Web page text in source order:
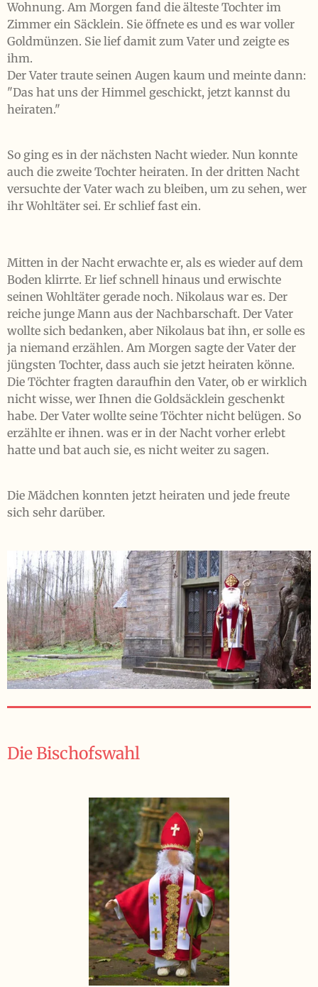
Wohnung. Am Morgen fand die älteste Tochter im
Zimmer ein Säcklein. Sie öffnete es und es war voller
Goldmünzen. Sie lief damit zum Vater und zeigte es
ihm.
Der Vater traute seinen Augen kaum und meinte dann:
"Das hat uns der Himmel geschickt, jetzt kannst du
heiraten."
So ging es in der nächsten Nacht wieder. Nun konnte
auch die zweite Tochter heiraten. In der dritten Nacht
versuchte der Vater wach zu bleiben, um zu sehen, wer
ihr Wohltäter sei. Er schlief fast ein.
Mitten in der Nacht erwachte er, als es wieder auf dem
Boden klirrte. Er lief schnell hinaus und erwischte
seinen Wohltäter gerade noch. Nikolaus war es. Der
reiche junge Mann aus der Nachbarschaft. Der Vater
wollte sich bedanken, aber Nikolaus bat ihn, er solle es
ja niemand erzählen. Am Morgen sagte der Vater der
jüngsten Tochter, dass auch sie jetzt heiraten könne.
Die Töchter fragten daraufhin den Vater, ob er wirklich
nicht wisse, wer Ihnen die Goldsäcklein geschenkt
habe. Der Vater wollte seine Töchter nicht belügen. So
erzählte er ihnen. was er in der Nacht vorher erlebt
hatte und bat auch sie, es nicht weiter zu sagen.
Die Mädchen konnten jetzt heiraten und jede freute
sich sehr darüber.
Die Bischofswahl